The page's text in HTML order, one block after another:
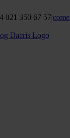
021 350 67 57|